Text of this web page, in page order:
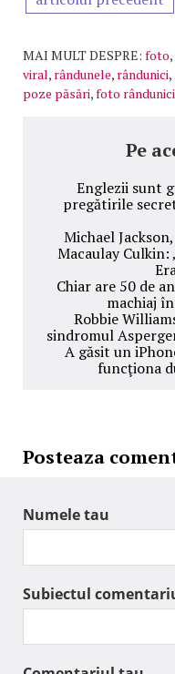
MAI MULT DESPRE: foto,
viral, rândunele, rândunici,
poze păsări,foto rândunici
Pe
Englezii sunt
pregătirile
Michael
Macaulay
Chiar are 50 de
machiaj
Robbie
sindromul
A găsit un
funcţiona
Posteaza
Numele tau
Subiectul